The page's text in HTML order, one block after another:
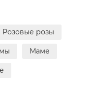
Розовые розы
Маме